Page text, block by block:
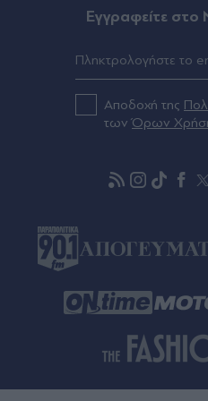
Η ΕΡΤ παρουσιάζει τη
που καθήλωσε την
Πριν 52 λεπτά
Νορβηγία: Μυστήριο με
ταράνδων στο
Eγγραφείτε
Αποδοχή της
τωνΌρων